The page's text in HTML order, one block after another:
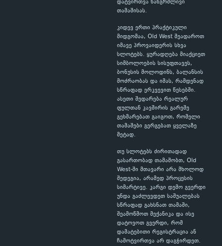
დატვირთვა ხანგრძლივი
თამაშისას.
კიდევ ერთი პრაქტიკული
მიდგომაა, Old West შეადაროთ
იმავე პროვაიდერის სხვა
სლოტებს. ყურადღება მიაქციეთ
სიმბოლოების სისუფთავეს,
ბონუსის მოლოდინს, ბალანსის
მოძრაობას და იმას, რამდენად
სწრაფად ერკვევით წესებში.
ასეთი შედარება რეალურ
ფულთან კავშირის გარეშე
გეხმარებათ გაიგოთ, რომელი
თამაშები გერგებათ ყველაზე
მეტად.
თუ სლოტებს ძირითადად
გასართობად თამაშობთ, Old
West-ში მთავარი არა მხოლოდ
შედეგია, არამედ პროცესის
სიმარტივე. კარგი დემო გვერდი
უნდა გაძლევდეთ საშუალებას
სწრაფად გახსნათ თამაში,
შეამოწმოთ მექანიკა და ისე
დატოვოთ გვერდი, რომ
დამატებითი რეგისტრაცია ან
ჩამოტვირთვა არ დაგჭირდეთ.